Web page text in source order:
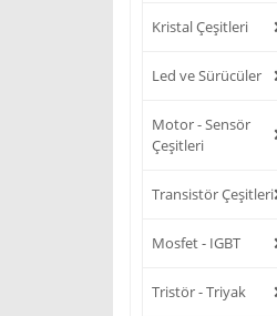
Kristal Çeşitleri
Led ve Sürücüler
Motor - Sensör
Çeşitleri
Transistör Çeşitleri
Mosfet - IGBT
Tristör - Triyak